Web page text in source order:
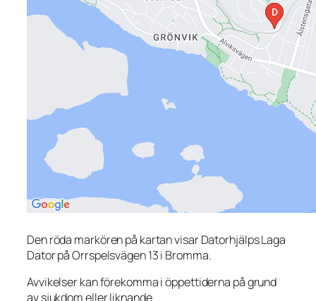
Den röda markören på kartan visar Datorhjälps Laga
Dator på Orrspelsvägen 13 i Bromma.
Avvikelser kan förekomma i öppettiderna på grund
av sjukdom eller liknande.